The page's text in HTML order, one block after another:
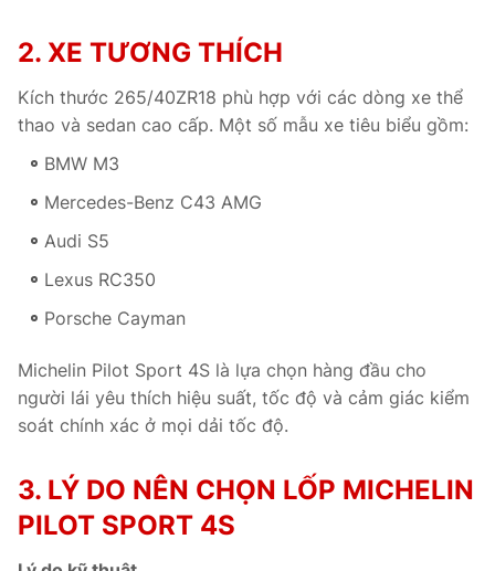
2. XE TƯƠNG THÍCH
Kích thước 265/40ZR18 phù hợp với các dòng xe thể
thao và sedan cao cấp. Một số mẫu xe tiêu biểu gồm:
BMW M3
Mercedes-Benz C43 AMG
Audi S5
Lexus RC350
Porsche Cayman
Michelin Pilot Sport 4S là lựa chọn hàng đầu cho
người lái yêu thích hiệu suất, tốc độ và cảm giác kiểm
soát chính xác ở mọi dải tốc độ.
3. LÝ DO NÊN CHỌN LỐP MICHELIN
PILOT SPORT 4S